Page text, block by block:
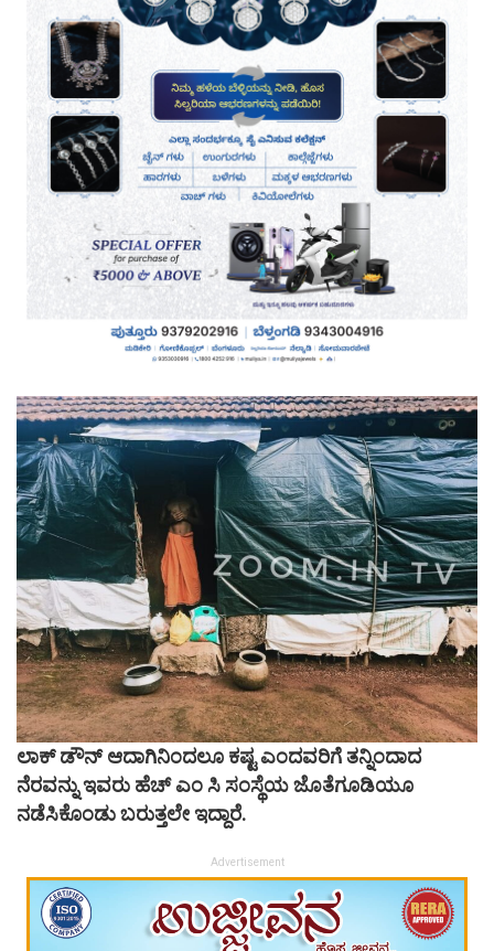
ಲಾಕ್ ಡೌನ್ ಆದಾಗಿನಿಂದಲೂ ಕಷ್ಟ ಎಂದವರಿಗೆ ತನ್ನಿಂದಾದ
ನೆರವನ್ನು ಇವರು ಹೆಚ್ ಎಂ ಸಿ ಸಂಸ್ಥೆಯ ಜೊತೆಗೂಡಿಯೂ
ನಡೆಸಿಕೊಂಡು ಬರುತ್ತಲೇ ಇದ್ದಾರೆ.
Advertisement